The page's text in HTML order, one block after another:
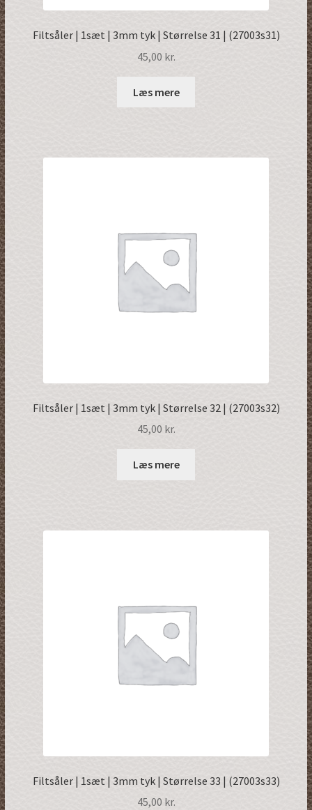
Filtsåler | 1sæt | 3mm tyk | Størrelse 31 | (27003s31)
45,00 kr.
Læs mere
Filtsåler | 1sæt | 3mm tyk | Størrelse 32 | (27003s32)
45,00 kr.
Læs mere
Filtsåler | 1sæt | 3mm tyk | Størrelse 33 | (27003s33)
45,00 kr.